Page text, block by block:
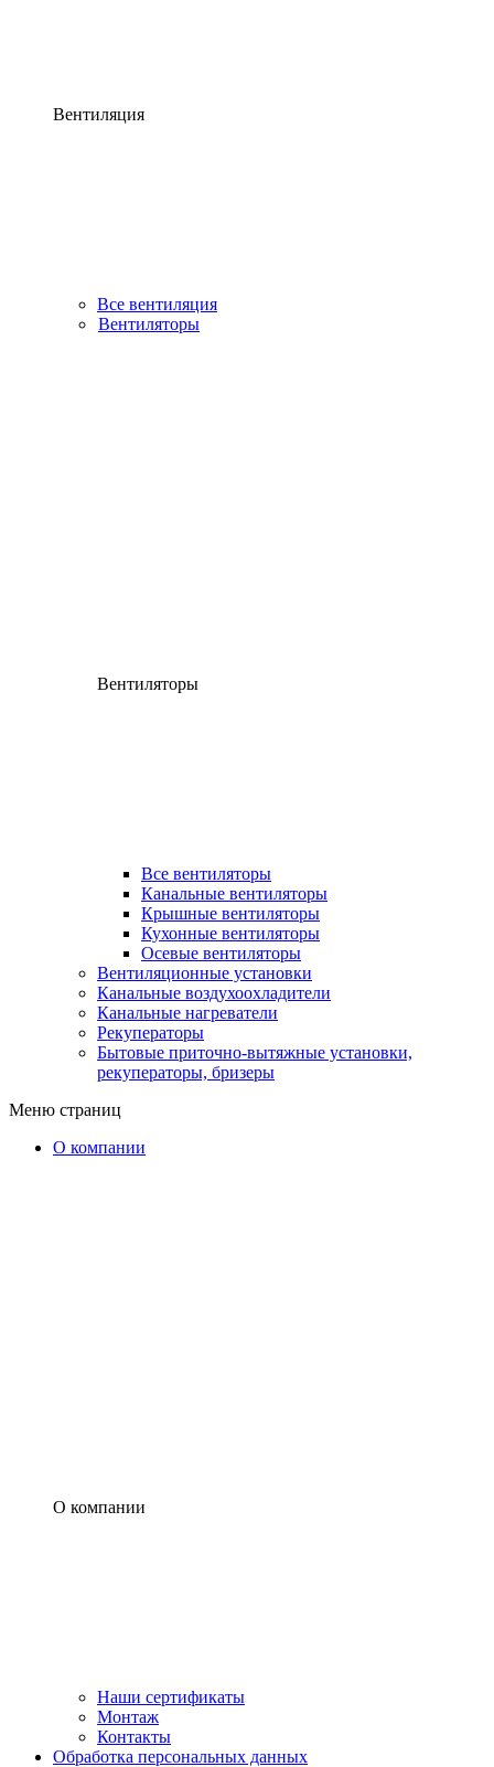
Вентиляция
Все вентиляция
Вентиляторы
Вентиляторы
Все вентиляторы
Канальные вентиляторы
Крышные вентиляторы
Кухонные вентиляторы
Осевые вентиляторы
Вентиляционные установки
Канальные воздухоохладители
Канальные нагреватели
Рекуператоры
Бытовые приточно-вытяжные установки,
рекуператоры, бризеры
Меню страниц
О компании
О компании
Наши сертификаты
Монтаж
Контакты
Обработка персональных данных